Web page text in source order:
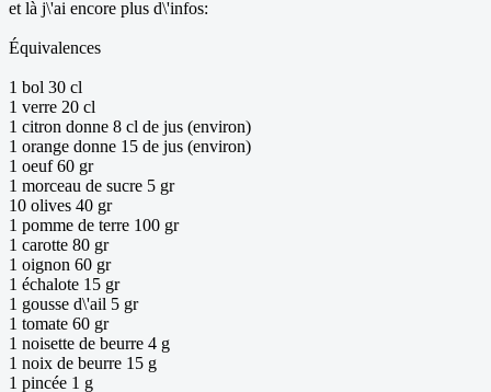
et là j\'ai encore plus d\'infos:
Équivalences
1 bol 30 cl
1 verre 20 cl
1 citron donne 8 cl de jus (environ)
1 orange donne 15 de jus (environ)
1 oeuf 60 gr
1 morceau de sucre 5 gr
10 olives 40 gr
1 pomme de terre 100 gr
1 carotte 80 gr
1 oignon 60 gr
1 échalote 15 gr
1 gousse d\'ail 5 gr
1 tomate 60 gr
1 noisette de beurre 4 g
1 noix de beurre 15 g
1 pincée 1 g